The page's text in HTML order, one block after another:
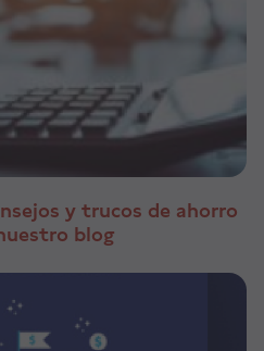
y trucos de ahorro
blog